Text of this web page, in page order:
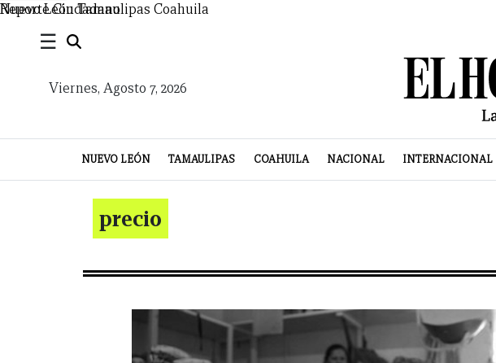
Nuevo LeónTamaulipas Coahuila
Reporte Ciudadano
☰
Viernes, Agosto 7, 2026
NUEVO LEÓN TAMAULIPAS COAHUILA NACIONAL INTERNACIONAL
NUEVO
TAMAULIPAS
COAHUILA
NACIONAL
INTERNACIONAL
FINANZAS
OPINIÓN
DEPORTES
ESPECTÁCULOS
TENDENCIA
ESTILO
VIDA
PODCAST
CONTACTO
NEWSLETTER
HEMEROTECA
SUPLEMENTOS
precio